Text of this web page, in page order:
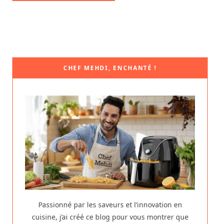
CHEF MEHDI, ENCHANTÉ !
Passionné par les saveurs et l’innovation en
cuisine, j’ai créé ce blog pour vous montrer que